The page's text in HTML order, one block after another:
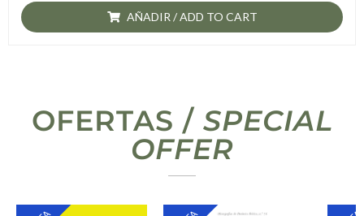
AÑADIR / ADD TO CART
OFERTAS / SPECIAL
OFFER